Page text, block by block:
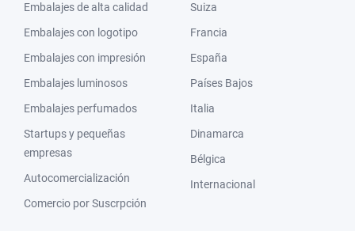
Embalajes de alta calidad
Embalajes con logotipo
Embalajes con impresión
Embalajes luminosos
Embalajes perfumados
Startups y pequeñas
empresas
Autocomercialización
Comercio por Suscrpción
Suiza
Francia
España
Países Bajos
Italia
Dinamarca
Bélgica
Internacional